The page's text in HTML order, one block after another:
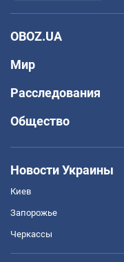
OBOZ.UA
Мир
Расследования
Общество
Новости Украины
Киев
Запорожье
Черкассы